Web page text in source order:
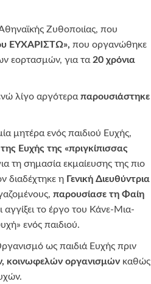
Ζυθοποιίας, που
ΕΥΧΑΡΙΣΤΩ», που οργανώθηκε
εορτασμών, για τα 20 χρόνια
λίγο αργότερα παρουσιάστηκε
μητέρα ενός παιδιού Ευχής,
Ευχής της «πριγκίπισσας
τη σημασία εκμαίευσης της πιο
διαδέχτηκε η Γενική Διευθύντρια
παρουσίασε τη Φαίη
το έργο του Κάνε-Μια-
ενός παιδιού.
ως παιδιά Ευχής πριν
κοινωφελών οργανισμών καθώς